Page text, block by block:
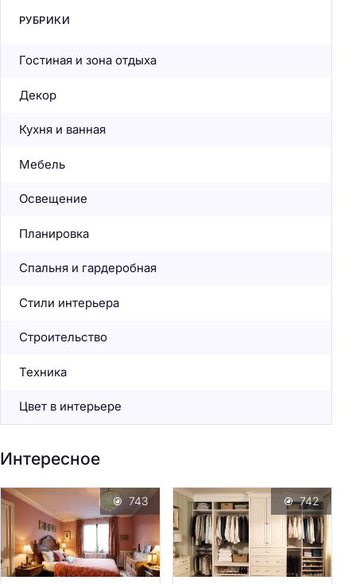
РУБРИКИ
Гостиная и зона отдыха
Декор
Кухня и ванная
Мебель
Освещение
Планировка
Спальня и гардеробная
Стили интерьера
Строительство
Техника
Цвет в интерьере
Интересное
743 742